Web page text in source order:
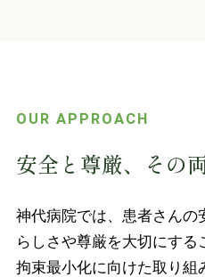
OUR APPROACH
安全と尊厳、その
神代病院では、患者さんの
らしさや尊厳を大切にす
拘束最小化に向けた取り組